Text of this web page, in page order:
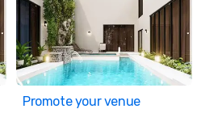
Promote your venue